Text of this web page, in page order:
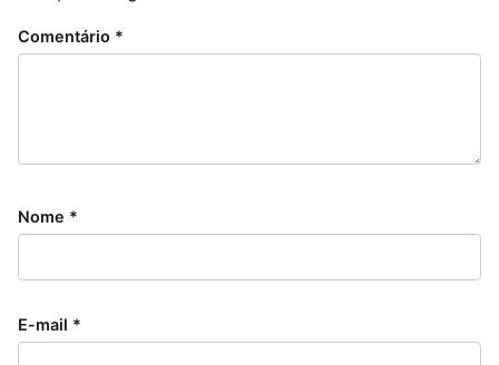
Comentário *
Nome *
E-mail *